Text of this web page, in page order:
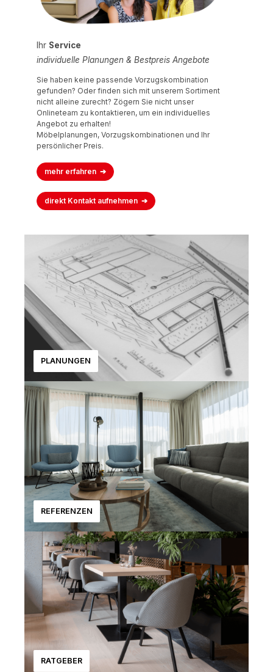
Ihr Service
individuelle Planungen & Bestpreis Angebote
Sie haben keine passende Vorzugskombination
gefunden? Oder finden sich mit unserem Sortiment
nicht alleine zurecht? Zögern Sie nicht unser
Onlineteam zu kontaktieren, um ein individuelles
Angebot zu erhalten!
Möbelplanungen, Vorzugskombinationen und Ihr
persönlicher Preis.
mehr erfahren
direkt Kontakt aufnehmen
PLANUNGEN
REFERENZEN
RATGEBER